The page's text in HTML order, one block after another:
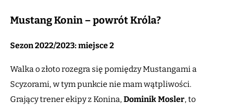
Mustang Konin – powrót Króla?
Sezon 2022/2023: miejsce 2
Walka o złoto rozegra się pomiędzy Mustangami a
Scyzorami, w tym punkcie nie mam wątpliwości.
Grający trener ekipy z Konina, Dominik Mosler, to